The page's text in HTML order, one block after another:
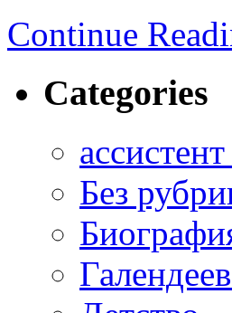
Continue
Categories
Без